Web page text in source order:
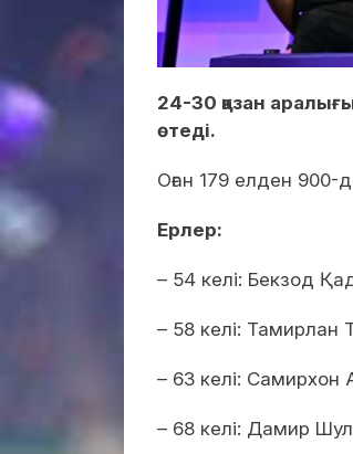
24-30 қазан
өтеді.
Оған 179 елден
Ерлер:
– 54 келі: Бекзод
– 58 келі: Тамирлан
– 63 келі: Самирхон
– 68 келі: Дамир